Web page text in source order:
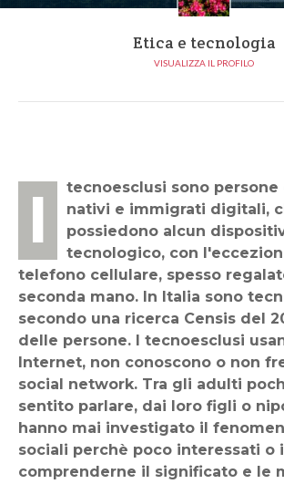
Etica e tecnologia
VISUALIZZA IL PROFILO
I tecnoesclusi sono persone e cittadini,
nativi e immigrati digitali,
possiedono alcun
tecnologico, con
telefono cellulare, spesso
seconda mano. In Italia sono
secondo una ricerca Censis del
delle persone. I tecnoesclusi
Internet, non conoscono o non
social network. Tra gli adulti
sentito parlare, dai loro figli o
hanno mai investigato il
sociali perchè poco interessati o
comprenderne il significato e le